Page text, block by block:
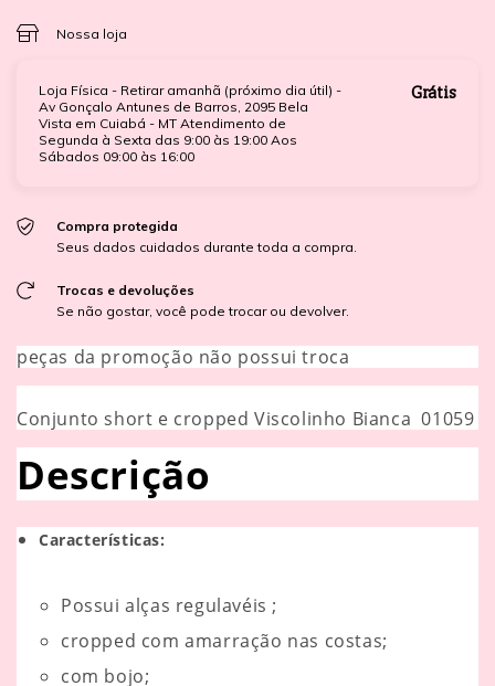
Nossa loja
Loja Física - Retirar amanhã (próximo dia útil) -
Av Gonçalo Antunes de Barros, 2095 Bela
Vista em Cuiabá - MT Atendimento de
Segunda à Sexta das 9:00 às 19:00 Aos
Sábados 09:00 às 16:00
Grátis
Compra protegida
Seus dados cuidados durante toda a compra.
Trocas e devoluções
Se não gostar, você pode trocar ou devolver.
peças da promoção não possui troca
Conjunto short e cropped Viscolinho Bianca 01059
Descrição
Características:
Possui alças regulavéis ;
cropped com amarração nas costas;
com bojo;